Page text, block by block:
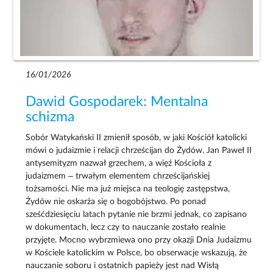
16/01/2026
Dawid Gospodarek: Mentalna
schizma
Sobór Watykański II zmienił sposób, w jaki Kościół katolicki
mówi o judaizmie i relacji chrześcijan do Żydów. Jan Paweł II
antysemityzm nazwał grzechem, a więź Kościoła z
judaizmem – trwałym elementem chrześcijańskiej
tożsamości. Nie ma już miejsca na teologię zastępstwa,
Żydów nie oskarża się o bogobójstwo. Po ponad
sześćdziesięciu latach pytanie nie brzmi jednak, co zapisano
w dokumentach, lecz czy to nauczanie zostało realnie
przyjęte. Mocno wybrzmiewa ono przy okazji Dnia Judaizmu
w Kościele katolickim w Polsce, bo obserwacje wskazują, że
nauczanie soboru i ostatnich papieży jest nad Wisłą